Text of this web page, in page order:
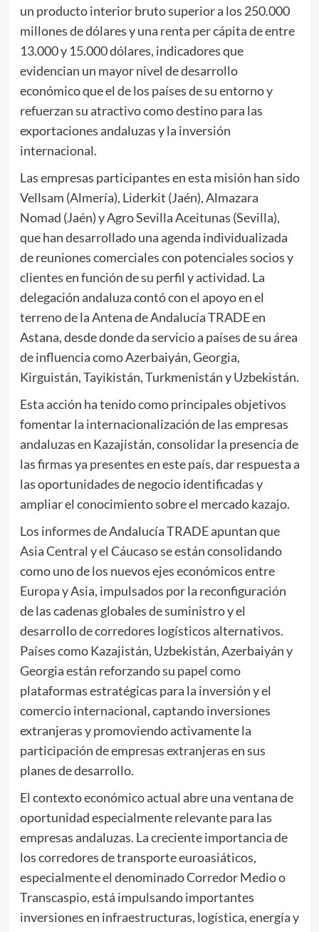
un producto interior bruto superior a los 250.000
millones de dólares y una renta per cápita de entre
13.000 y 15.000 dólares, indicadores que
evidencian un mayor nivel de desarrollo
económico que el de los países de su entorno y
refuerzan su atractivo como destino para las
exportaciones andaluzas y la inversión
internacional.
Las empresas participantes en esta misión han sido
Vellsam (Almería), Liderkit (Jaén), Almazara
Nomad (Jaén) y Agro Sevilla Aceitunas (Sevilla),
que han desarrollado una agenda individualizada
de reuniones comerciales con potenciales socios y
clientes en función de su perfil y actividad. La
delegación andaluza contó con el apoyo en el
terreno de la Antena de Andalucía TRADE en
Astana, desde donde da servicio a países de su área
de influencia como Azerbaiyán, Georgia,
Kirguistán, Tayikistán, Turkmenistán y Uzbekistán.
Esta acción ha tenido como principales objetivos
fomentar la internacionalización de las empresas
andaluzas en Kazajistán, consolidar la presencia de
las firmas ya presentes en este país, dar respuesta a
las oportunidades de negocio identificadas y
ampliar el conocimiento sobre el mercado kazajo.
Los informes de Andalucía TRADE apuntan que
Asia Central y el Cáucaso se están consolidando
como uno de los nuevos ejes económicos entre
Europa y Asia, impulsados por la reconfiguración
de las cadenas globales de suministro y el
desarrollo de corredores logísticos alternativos.
Países como Kazajistán, Uzbekistán, Azerbaiyán y
Georgia están reforzando su papel como
plataformas estratégicas para la inversión y el
comercio internacional, captando inversiones
extranjeras y promoviendo activamente la
participación de empresas extranjeras en sus
planes de desarrollo.
El contexto económico actual abre una ventana de
oportunidad especialmente relevante para las
empresas andaluzas. La creciente importancia de
los corredores de transporte euroasiáticos,
especialmente el denominado Corredor Medio o
Transcaspio, está impulsando importantes
inversiones en infraestructuras, logística, energía y